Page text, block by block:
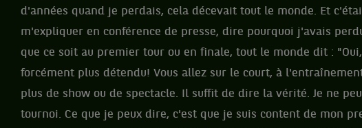
d'années quand je perdais, cela décevait tout le monde. Et
m'expliquer en conférence de presse, dire pourquoi j'avais
que ce soit au premier tour ou en finale, tout le monde dit :
forcément plus détendu! Vous allez sur le court, à
plus de show ou de spectacle. Il suffit de dire la vérité. Je ne
tournoi. Ce que je peux dire, c'est que je suis content de mon